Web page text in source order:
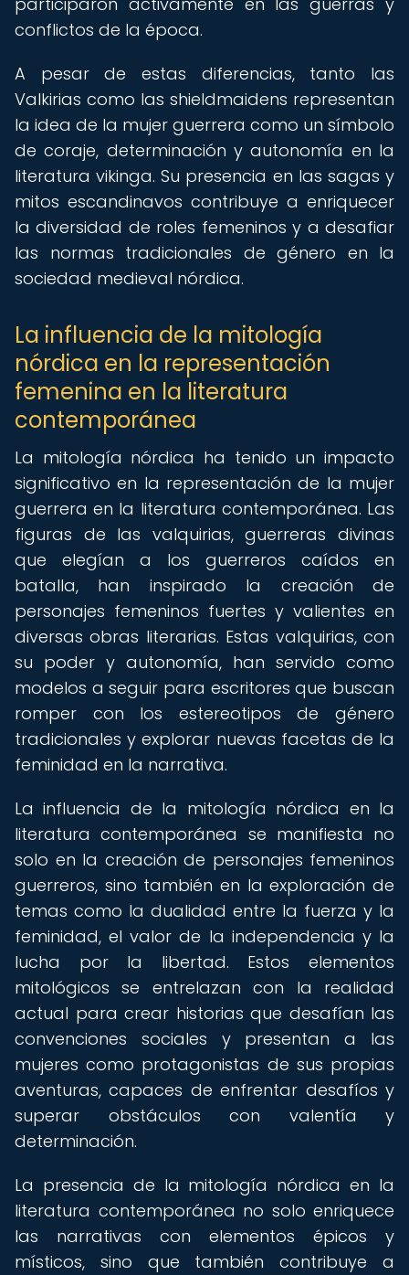
conflictos de la época.
A pesar de estas diferencias, tanto las
Valkirias como las shieldmaidens representan
la idea de la mujer guerrera como un símbolo
de coraje, determinación y autonomía en la
literatura vikinga. Su presencia en las sagas y
mitos escandinavos contribuye a enriquecer
la diversidad de roles femeninos y a desafiar
las normas tradicionales de género en la
sociedad medieval nórdica.
La influencia de la mitología
nórdica en la representación
femenina en la literatura
contemporánea
La mitología nórdica ha tenido un impacto
significativo en la representación de la mujer
guerrera en la literatura contemporánea. Las
figuras de las valquirias, guerreras divinas
que elegían a los guerreros caídos en
batalla, han inspirado la creación de
personajes femeninos fuertes y valientes en
diversas obras literarias. Estas valquirias, con
su poder y autonomía, han servido como
modelos a seguir para escritores que buscan
romper con los estereotipos de género
tradicionales y explorar nuevas facetas de la
feminidad en la narrativa.
La influencia de la mitología nórdica en la
literatura contemporánea se manifiesta no
solo en la creación de personajes femeninos
guerreros, sino también en la exploración de
temas como la dualidad entre la fuerza y la
feminidad, el valor de la independencia y la
lucha por la libertad. Estos elementos
mitológicos se entrelazan con la realidad
actual para crear historias que desafían las
convenciones sociales y presentan a las
mujeres como protagonistas de sus propias
aventuras, capaces de enfrentar desafíos y
superar obstáculos con valentía y
determinación.
La presencia de la mitología nórdica en la
literatura contemporánea no solo enriquece
las narrativas con elementos épicos y
místicos, sino que también contribuye a